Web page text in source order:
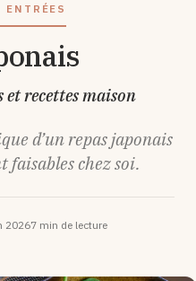
ENTRÉES
recettes maison
d’un repas japonais
faisables chez soi.
20267 min de lecture